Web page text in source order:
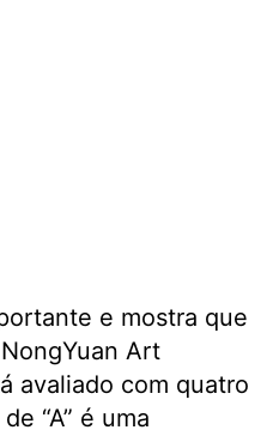
e mostra que
Art
avaliado com quatro
“A” é uma